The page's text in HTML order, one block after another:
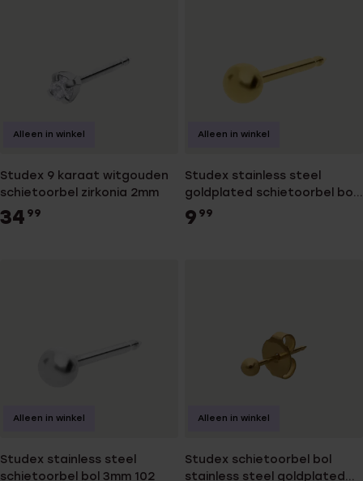
Studex 9 karaat witgouden
schietoorbel zirkonia 2mm
34 99
Alleen in winkel
Studex stainless steel
goldplated schietoorbel bol
3mm 101
9 99
Alleen in winkel
Studex stainless steel
schietoorbel bol 3mm 102
Alleen in winkel
Studex schietoorbel bol
stainless steel goldplated
Alleen in winkel